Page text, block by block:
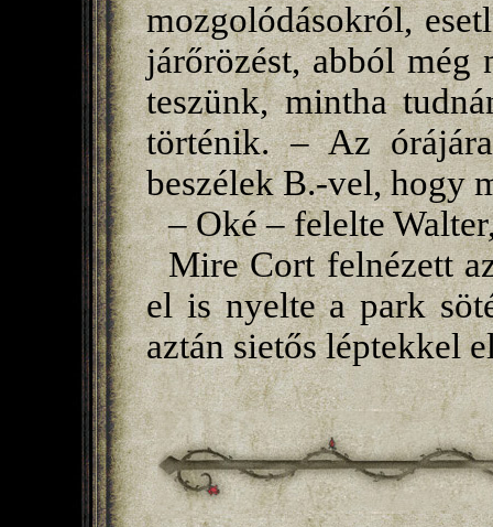
mozgolódásokról,
járőrözést, abból még
teszünk, mintha
történik. – Az
beszélek B.-vel, hogy
– Oké – felelte
Mire Cort felnézett
el is nyelte a park
aztán sietős léptekkel